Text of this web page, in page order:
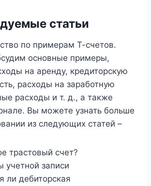
статьи
по примерам Т-счетов.
основные примеры,
на аренду, кредиторскую
расходы на заработную
расходы и т. д., а также
Вы можете узнать больше
из следующих статей –
трастовый счет?
учетной записи
ли дебиторская